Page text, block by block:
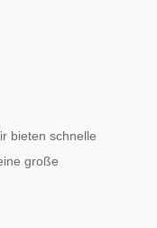
bieten schnelle
große